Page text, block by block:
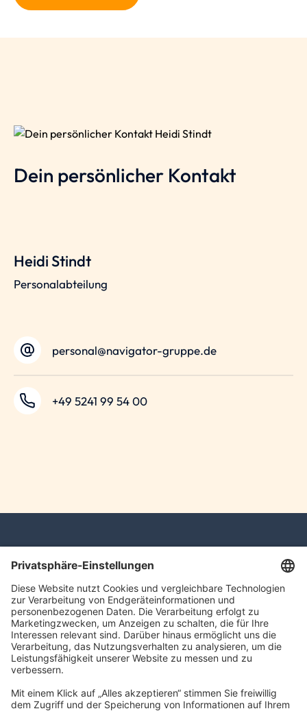
Dein persönlicher Kontakt
Heidi Stindt
Personalabteilung
personal@navigator-gruppe.de
+49 5241 99 54 00
navigator Gruppe
Carl-Bertelsmann-Straße 29
33332 Gütersloh
kontakt@navigator-gruppe.de
Impressum